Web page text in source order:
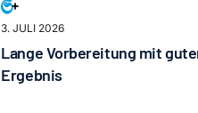
3. JULI 2026
Lange Vorbereitung mit
Ergebnis